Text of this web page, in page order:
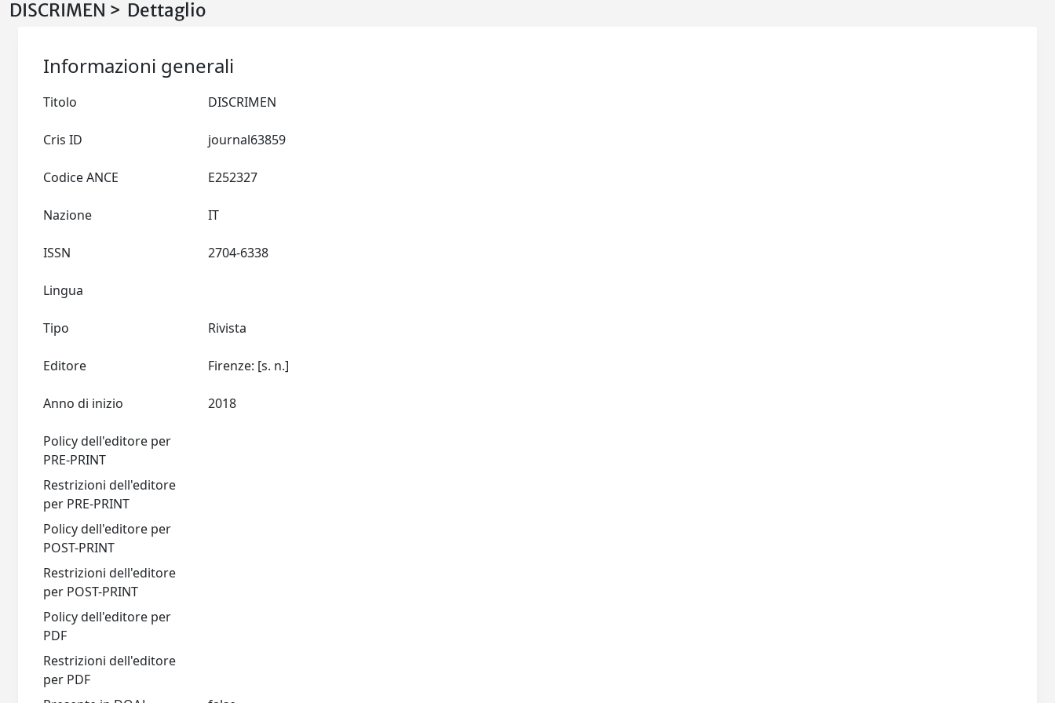
DISCRIMEN > Dettaglio
Informazioni generali
Titolo
Cris ID
Codice ANCE
Nazione
ISSN
Lingua
Tipo Rivista
Editore
Anno di inizio
Policy dell'editore per
PRE-PRINT
Restrizioni dell'editore
per PRE-PRINT
Policy dell'editore per
POST-PRINT
Restrizioni dell'editore
per POST-PRINT
Policy dell'editore per
PDF
Restrizioni dell'editore
per PDF